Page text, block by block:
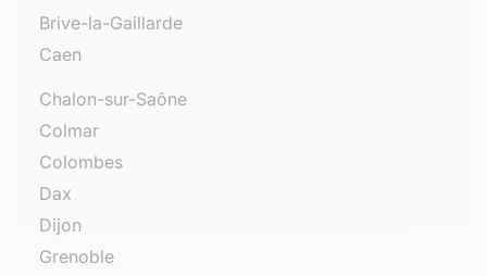
Brive-la-Gaillarde
Caen
Chalon-sur-Saône
Colmar
Colombes
Dax
Dijon
Grenoble